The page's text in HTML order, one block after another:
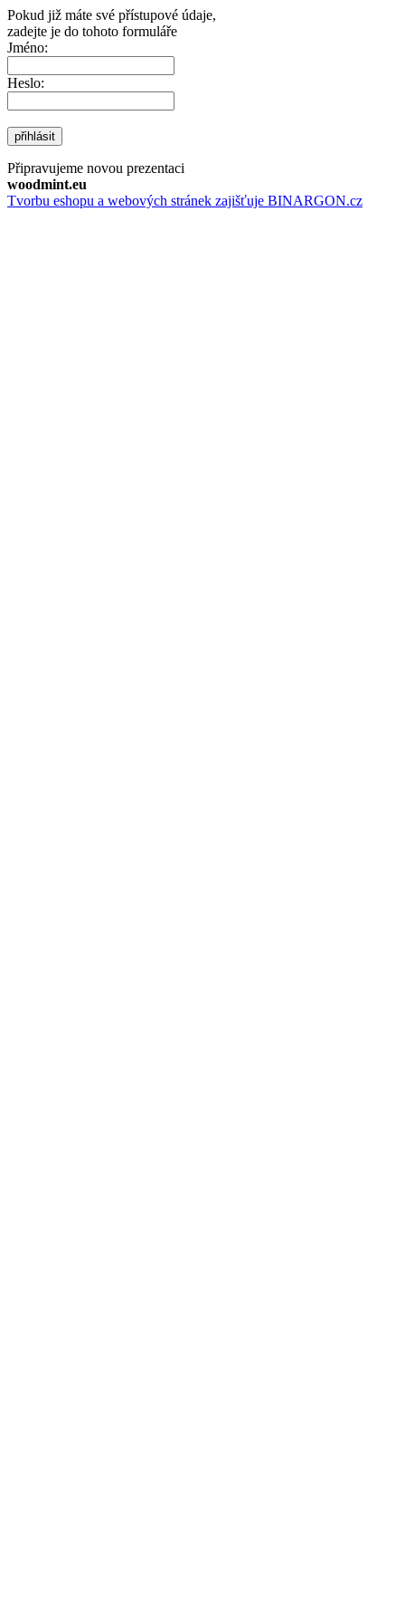
Pokud již máte své přístupové údaje,
zadejte je do tohoto formuláře
Jméno:
Heslo:
přihlásit
Připravujeme novou prezentaci
woodmint.eu
Tvorbu eshopu a webových stránek zajišťuje BINARGON.cz